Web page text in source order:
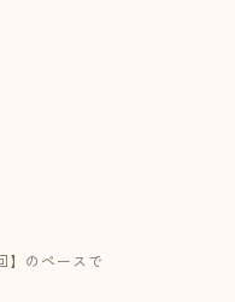
】のペースで⁡